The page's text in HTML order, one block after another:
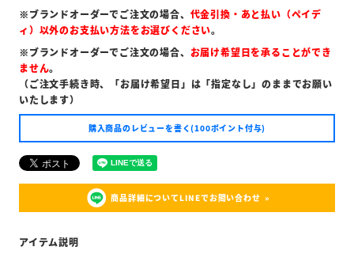
※ブランドオーダーでご注文の場合、 代金引換・あと払い（ペイデ
ィ）以外のお支払い方法をお選びください。
※ブランドオーダーでご注文の場合、 お届け希望日を承ることができ
ません。
（ご注文手続き時、「お届け希望日」は「指定なし」のままでお願い
いたします）
購入商品のレビューを書く(100ポイント付与)
商品詳細についてLINEでお問い合わせ